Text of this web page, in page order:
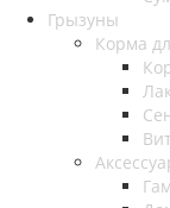
Грызуны
Корма